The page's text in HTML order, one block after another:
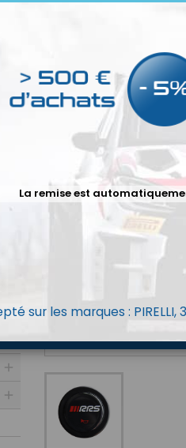
La remise est
sur les marques : PIRELLI,